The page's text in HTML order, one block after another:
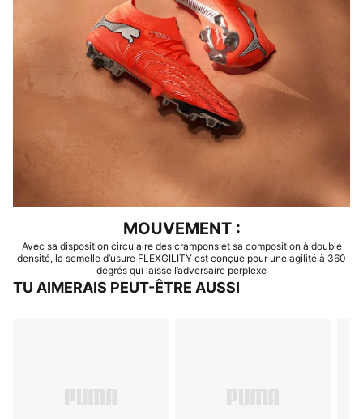
MOUVEMENT :
Avec sa disposition circulaire des crampons et sa composition à double
densité, la semelle d’usure FLEXGILITY est conçue pour une agilité à 360
degrés qui laisse l’adversaire perplexe
TU AIMERAIS PEUT-ÊTRE AUSSI